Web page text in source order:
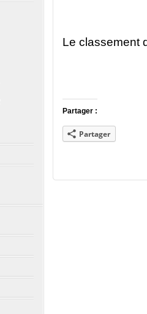
Le classement
Partager :
Partager